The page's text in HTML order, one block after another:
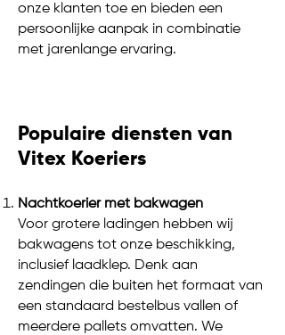
onze klanten toe en bieden een
persoonlijke aanpak in combinatie
met jarenlange ervaring.
Populaire diensten van
Vitex Koeriers
Nachtkoerier met bakwagen
Voor grotere ladingen hebben wij
bakwagens tot onze beschikking,
inclusief laadklep. Denk aan
zendingen die buiten het formaat van
een standaard bestelbus vallen of
meerdere pallets omvatten. We